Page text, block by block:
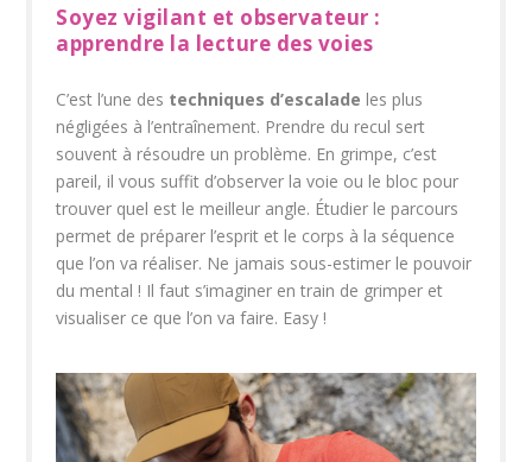
Soyez vigilant et observateur :
apprendre la lecture des voies
C’est l’une des techniques d’escalade les plus
négligées à l’entraînement. Prendre du recul sert
souvent à résoudre un problème. En grimpe, c’est
pareil, il vous suffit d’observer la voie ou le bloc pour
trouver quel est le meilleur angle. Étudier le parcours
permet de préparer l’esprit et le corps à la séquence
que l’on va réaliser. Ne jamais sous-estimer le pouvoir
du mental ! Il faut s’imaginer en train de grimper et
visualiser ce que l’on va faire. Easy !